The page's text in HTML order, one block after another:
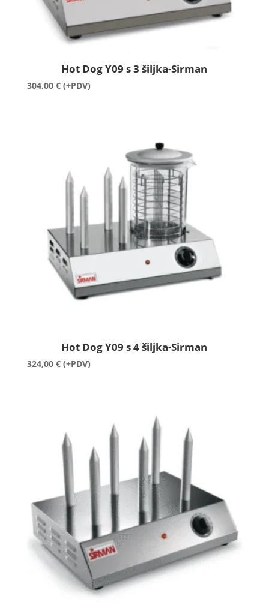
Hot Dog Y09 s 3 šiljka-Sirman
304,00 € (+PDV)
Hot Dog Y09 s 4 šiljka-Sirman
324,00 € (+PDV)